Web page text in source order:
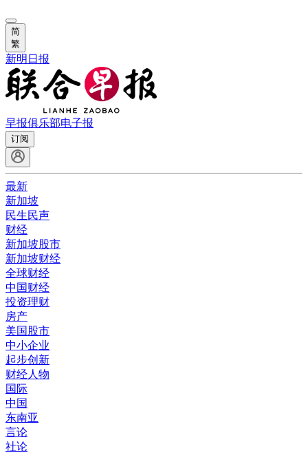
简
繁
新明日报
早报俱乐部电子报
订阅
最新
新加坡
民生民声
财经
新加坡股市
新加坡财经
全球财经
中国财经
投资理财
房产
美国股市
中小企业
起步创新
财经人物
国际
中国
东南亚
言论
社论